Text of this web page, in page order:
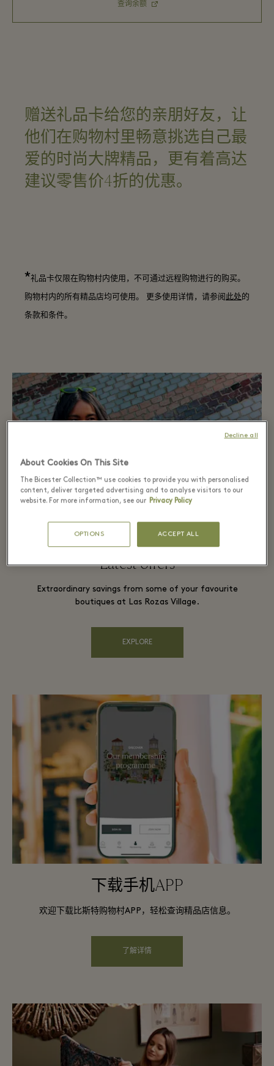
查询余额
赠送礼品卡给您的亲朋好友，让
他们在购物村里畅意挑选自己最
爱的时尚大牌精品，更有着高达
建议零售价4折的优惠。
*礼品卡仅限在购物村内使用，不可通过远程购物进行的购买。
购物村内的所有精品店均可使用。 更多使用详情，请参阅 此处 的
条款和条件。
Latest offers
Extraordinary savings from some of your favourite
boutiques at Las Rozas Village.
EXPLORE
下载手机APP
欢迎下载比斯特购物村APP，轻松查询精品店信息。
了解详情
About Cookies On This Site
The Bicester Collection™ use cookies to provide you with personalised
content, deliver targeted advertising and to analyse visitors to our
website. For more information, see our Privacy Policy
OPTIONS ACCEPT ALL
Decline all